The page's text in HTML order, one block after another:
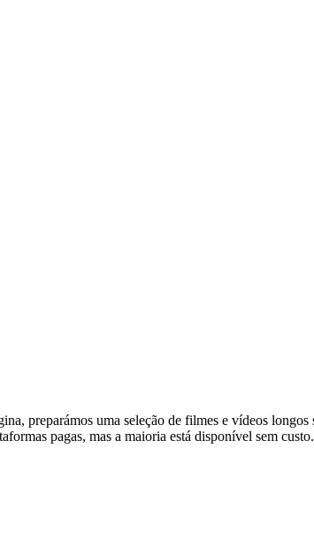
preparámos uma seleção de filmes e vídeos
pagas, mas a maioria está disponível sem